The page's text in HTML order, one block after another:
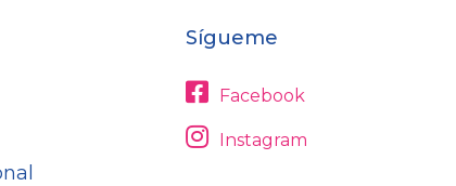
Sígueme
Facebook
Instagram